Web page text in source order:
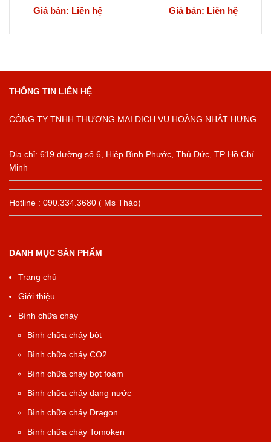
Giá bán: Liên hệ Giá bán: Liên hệ
THÔNG TIN LIÊN HỆ
CÔNG TY TNHH THƯƠNG MẠI DỊCH VỤ HOÀNG NHẬT HƯNG
Địa chỉ: 619 đường số 6, Hiệp Bình Phước, Thủ Đức, TP Hồ Chí
Minh
Hotline : 090.334.3680 ( Ms Thảo)
DANH MỤC SẢN PHẨM
Trang chủ
Giới thiệu
Bình chữa cháy
Bình chữa cháy bột
Bình chữa cháy CO2
Bình chữa cháy bọt foam
Bình chữa cháy dạng nước
Bình chữa cháy Dragon
Bình chữa cháy Tomoken